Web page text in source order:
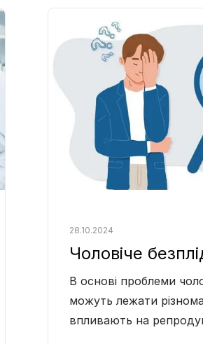
Чоловіче
28.10.2024
В основі проблеми
можуть лежати
впливають на